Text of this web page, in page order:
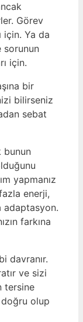
Görev
için. Ya da
sorunun
için.
bir
bilirseniz
sebat
bunun
yapmanız
enerji,
adaptasyon.
farkına
davranır.
ve sizi
tersine
olup